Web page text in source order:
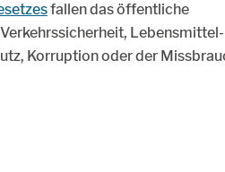
fallen das öffentliche
Korruption oder der